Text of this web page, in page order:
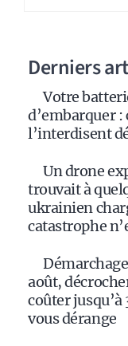
Derniers
Votre
d’embarquer :
l’interdisent
Un drone
trouvait à
ukrainien
catastrophe
août,
coûter
vous dérange